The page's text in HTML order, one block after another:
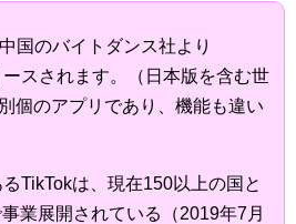
国のバイトダンス社より
スされます。（日本版を含む世
個のアプリであり、機能も違い
TikTokは、現在150以上の国と
業展開されている（2019年7月